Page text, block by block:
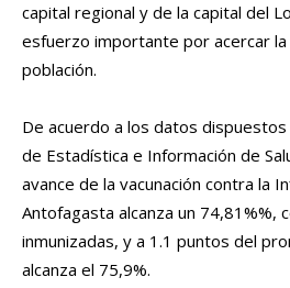
capital regional y de la capital del
esfuerzo importante por acercar la
población.
De acuerdo a los datos
de Estadística e Información de
avance de la vacunación contra la
Antofagasta alcanza un 74,81%%,
inmunizadas, y a 1.1 puntos del
alcanza el 75,9%.